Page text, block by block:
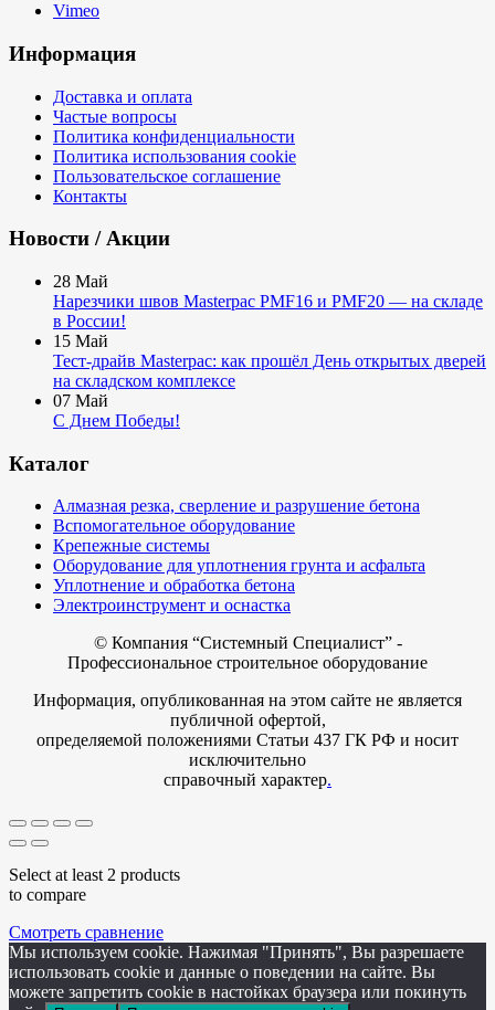
Vimeo
Информация
Доставка и оплата
Частые вопросы
Политика конфиденциальности
Политика использования cookie
Пользовательское соглашение
Контакты
Новости / Акции
28 Май
Нарезчики швов Masterpac PMF16 и PMF20 — на складе
в России!
15 Май
Тест-драйв Masterpac: как прошёл День открытых дверей
на складском комплексе
07 Май
С Днем Победы!
Каталог
Алмазная резка, сверление и разрушение бетона
Вспомогательное оборудование
Крепежные системы
Оборудование для уплотнения грунта и асфальта
Уплотнение и обработка бетона
Электроинструмент и оснастка
© Компания “Системный Специалист” -
Профессиональное строительное оборудование
Информация, опубликованная на этом сайте не является
публичной офертой,
определяемой положениями Статьи 437 ГК РФ и носит
исключительно
справочный характер.
Select at least 2 products
to compare
Смотреть сравнение
Мы используем cookie. Нажимая "Принять", Вы разрешаете
использовать cookie и данные о поведении на сайте. Вы
можете запретить cookie в настойках браузера или покинуть